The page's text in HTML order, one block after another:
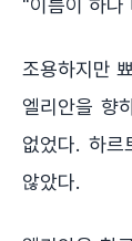
"이름이 하나
조용하지만
엘리안을 향
없었다. 하르
않았다.